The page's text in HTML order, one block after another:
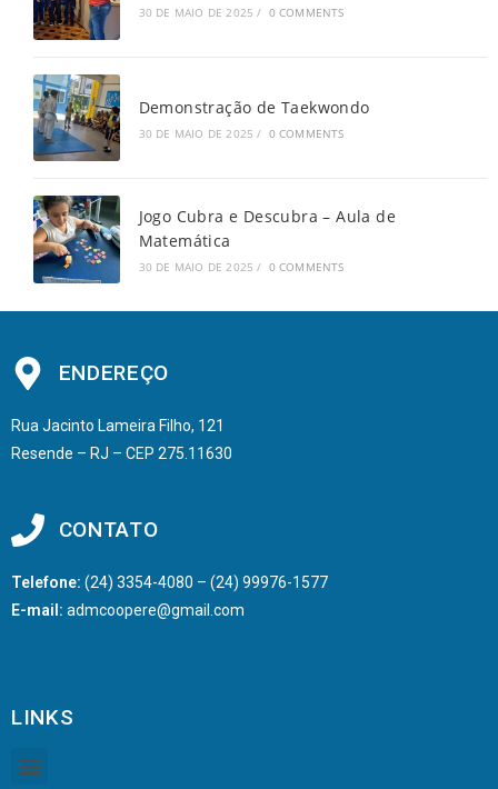
30 DE MAIO DE 2025 / 0 COMMENTS
Demonstração de Taekwondo
30 DE MAIO DE 2025 / 0 COMMENTS
Jogo Cubra e Descubra – Aula de
Matemática
30 DE MAIO DE 2025 / 0 COMMENTS
ENDEREÇO
Rua Jacinto Lameira Filho, 121
Resende – RJ – CEP 275.11630
CONTATO
Telefone: (24) 3354-4080 – (24) 99976-1577
E-mail: admcoopere@gmail.com
LINKS